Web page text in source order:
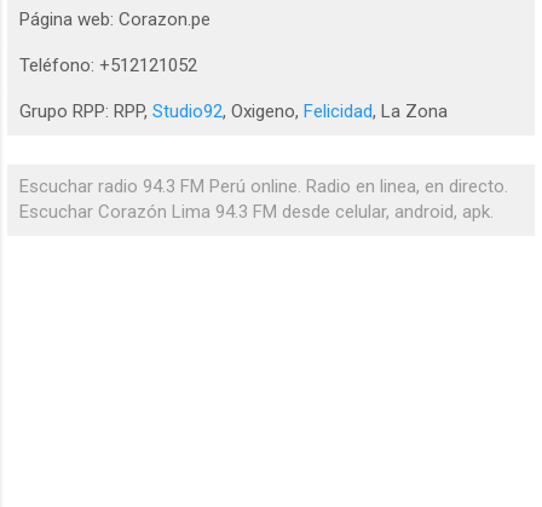
Página web: Corazon.pe
Teléfono: +512121052
Grupo RPP: RPP, Studio92, Oxigeno, Felicidad, La Zona
Escuchar radio 94.3 FM Perú online. Radio en linea, en directo.
Escuchar Corazón Lima 94.3 FM desde celular, android, apk.